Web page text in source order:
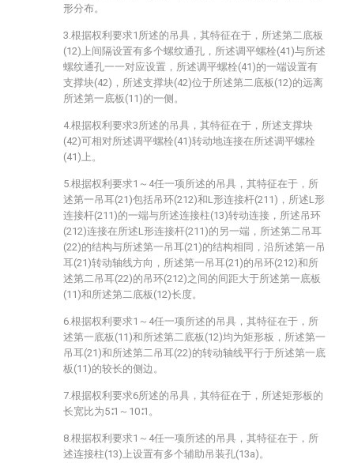
形分布。
3.根据权利要求1所述的吊具，其特征在于，所述第二底板
(12)上间隔设置有多个螺纹通孔，所述调平螺栓(41)与所述
螺纹通孔一一对应设置，所述调平螺栓(41)的一端设置有
支撑块(42)，所述支撑块(42)位于所述第二底板(12)的远离
所述第一底板(11)的一侧。
4.根据权利要求3所述的吊具，其特征在于，所述支撑块
(42)可相对所述调平螺栓(41)转动地连接在所述调平螺栓
(41)上。
5.根据权利要求1～4任一项所述的吊具，其特征在于，所
述第一吊耳(21)包括吊环(212)和L形连接杆(211)，所述L形
连接杆(211)的一端与所述连接柱(13)转动连接，所述吊环
(212)连接在所述L形连接杆(211)的另一端，所述第二吊耳
(22)的结构与所述第一吊耳(21)的结构相同，沿所述第一吊
耳(21)转动轴线方向，所述第一吊耳(21)的吊环(212)和所
述第二吊耳(22)的吊环(212)之间的间距大于所述第一底板
(11)和所述第二底板(12)长度。
6.根据权利要求1～4任一项所述的吊具，其特征在于，所
述第一底板(11)和所述第二底板(12)均为矩形板，所述第一
吊耳(21)和所述第二吊耳(22)的转动轴线平行于所述第一底
板(11)的较长的侧边。
7.根据权利要求6所述的吊具，其特征在于，所述矩形板的
长宽比为5∶1～10∶1。
8.根据权利要求1～4任一项所述的吊具，其特征在于，所
述连接柱(13)上设置有多个辅助吊装孔(13a)。